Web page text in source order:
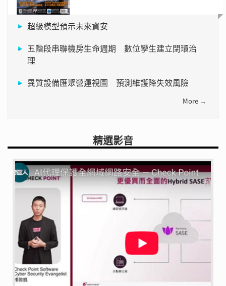
超級模型預示未來資安
五階段串聯機房生命週期 數位孿生建立閉環治
理
異質設備匯聚營運視圖 預測維護降失效風險
More →
精選影音